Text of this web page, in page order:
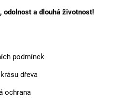
odolnost a dlouhá životnost!
podmínek
dřeva
ochrana